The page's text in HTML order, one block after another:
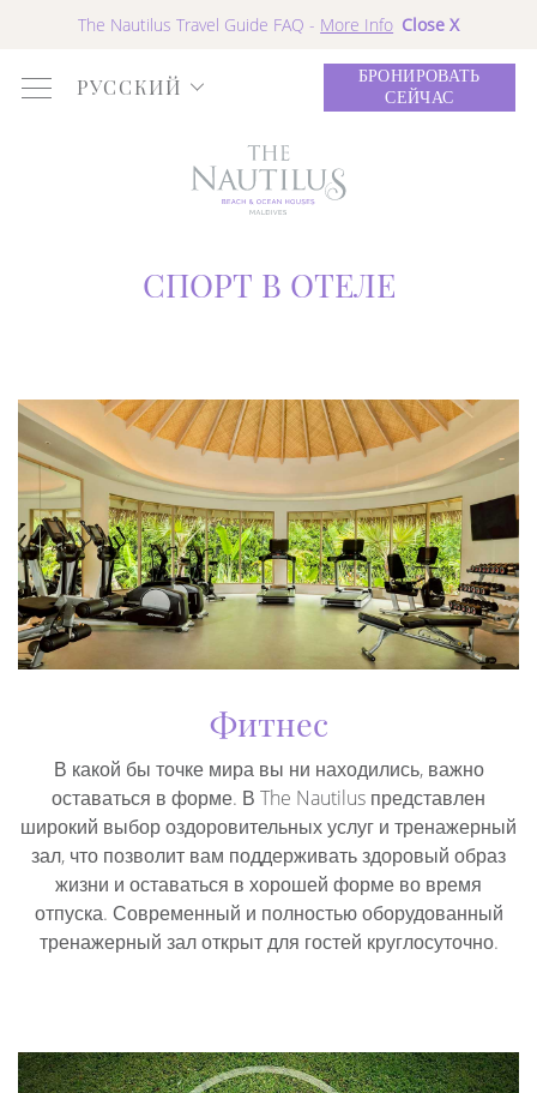
The Nautilus Travel Guide FAQ - More Info Close X
РУССКИЙ
БРОНИРОВАТЬ
СЕЙЧАС
СПОРТ В ОТЕЛЕ
Фитнес
В какой бы точке мира вы ни находились, важно
оставаться в форме. В The Nautilus представлен
широкий выбор оздоровительных услуг и тренажерный
зал, что позволит вам поддерживать здоровый образ
жизни и оставаться в хорошей форме во время
отпуска. Современный и полностью оборудованный
тренажерный зал открыт для гостей круглосуточно.